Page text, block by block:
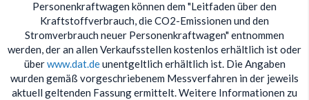
Personenkraftwagen können dem "Leitfaden über den
Kraftstoffverbrauch, die CO2-Emissionen und den
Stromverbrauch neuer Personenkraftwagen" entnommen
werden, der an allen Verkaufsstellen kostenlos erhältlich ist oder
überwww.dat.deunentgeltlich erhältlich ist. Die Angaben
wurden gemäß vorgeschriebenem Messverfahren in der jeweils
aktuell geltenden Fassung ermittelt. Weitere Informationen zu